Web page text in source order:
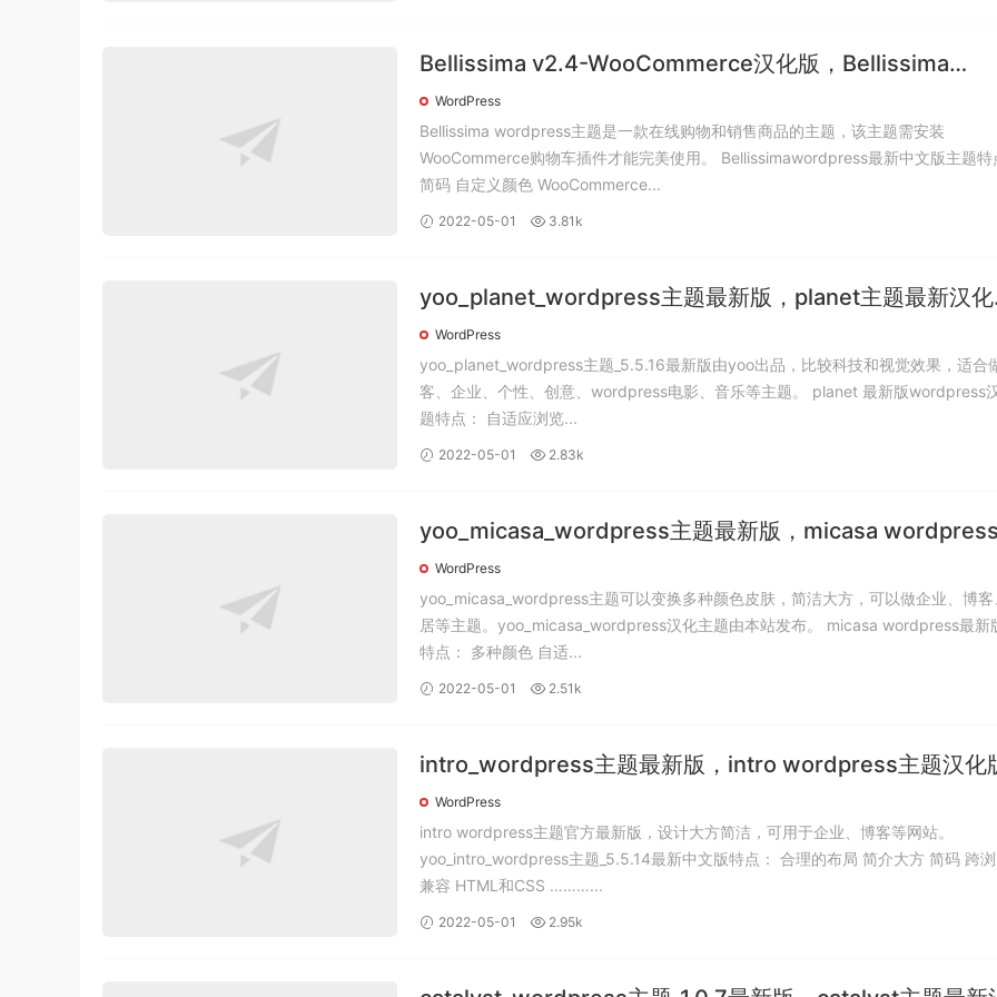
Bellissima v2.4-WooCommerce汉化版，Bellissima
wordpress主题官方最新版，Bellissima主题汉化版。
WordPress
Bellissima wordpress主题是一款在线购物和销售商品的主题，该主题需安装
WooCommerce购物车插件才能完美使用。 Bellissimawordpress最新中文版主题特点：
简码 自定义颜色 WooCommerce...
2022-05-01 3.81k
yoo_planet_wordpress主题最新版，planet主题最新汉化
版，yootheme所有主题汉化版。
WordPress
yoo_planet_wordpress主题_5.5.16最新版由yoo出品，比较科技和视觉效果，适合
客、企业、个性、创意、wordpress电影、音乐等主题。 planet 最新版wordpress汉化主
题特点： 自适应浏览...
2022-05-01 2.83k
yoo_micasa_wordpress主题最新版，micasa
题汉化版，yootheme所有wordpress主题。
WordPress
yoo_micasa_wordpress主题可以变换多种颜色皮肤，简洁大方，可以做企业、博客
居等主题。yoo_micasa_wordpress汉化主题由本站发布。 micasa wordpress最新版主题
特点： 多种颜色 自适...
2022-05-01 2.51k
intro_wordpress主题最新版，intro wordpress主题汉化
yootheme所有主题最新版。
WordPress
intro wordpress主题官方最新版，设计大方简洁，可用于企业、博客等网站。
yoo_intro_wordpress主题_5.5.14最新中文版特点： 合理的布局 简介大方 简码 跨浏览器
兼容 HTML和CSS ………...
2022-05-01 2.95k